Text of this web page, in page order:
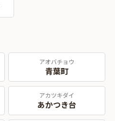
アオバチョウ
青葉町
アカツキダイ
あかつき台